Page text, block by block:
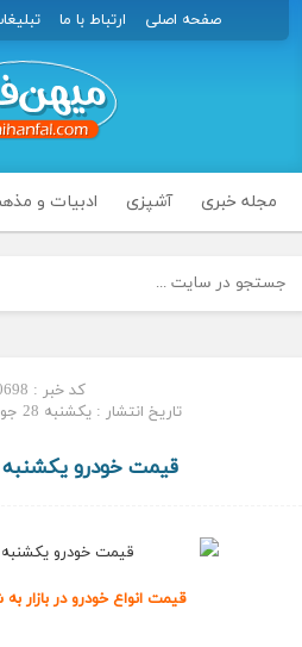
صفحه اصلی ارتباط با ما
مجله خبری آشپزی ادبیات و
کد خبر : 30698
تاریخ انتشار : یکشنبه 28 جولای 2013 - 11:22
قیمت خودرو یکشنبه 6 مرداد ۱۳۹۲
قیمت انواع خودرو دربازاربه